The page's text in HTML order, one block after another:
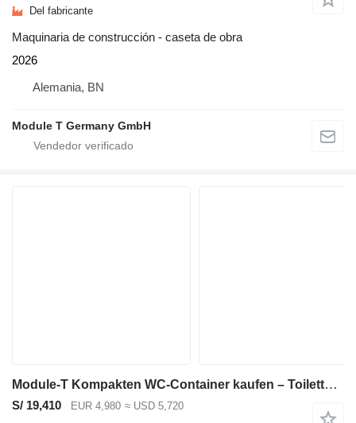
Del fabricante
Maquinaria de construcción - caseta de obra
2026
Alemania, BN
Module T Germany GmbH
Module-T Kompakten WC-Container kaufen – Toilettencontainer 268 × 143 cm
S/ 19,410 EUR 4,980 ≈ USD 5,720